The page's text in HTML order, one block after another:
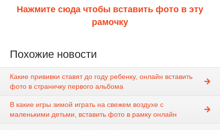
Нажмите сюда чтобы вставить фото в эту
рамочку
Похожие новости
Какие прививки ставят до году ребенку, онлайн вставить
фото в страничку первого альбома
В какие игры зимой играть на свежем воздухе с
маленькими детьми, вставить фото в рамку онлайн